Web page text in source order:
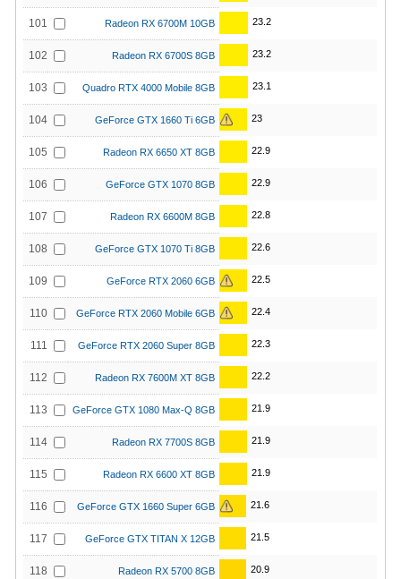
101 Radeon RX 6700M 10GB 23.2
102 Radeon RX 6700S 8GB 23.2
103 Quadro RTX 4000 Mobile 8GB 23.1
104 GeForce GTX 1660 Ti 6GB 23
105 Radeon RX 6650 XT 8GB 22.9
106 GeForce GTX 1070 8GB 22.9
107 Radeon RX 6600M 8GB 22.8
108 GeForce GTX 1070 Ti 8GB 22.6
109 GeForce RTX 2060 6GB 22.5
110 GeForce RTX 2060 Mobile 6GB 22.4
111 GeForce RTX 2060 Super 8GB 22.3
112 Radeon RX 7600M XT 8GB 22.2
113 GeForce GTX 1080 Max-Q 8GB 21.9
114 Radeon RX 7700S 8GB 21.9
115 Radeon RX 6600 XT 8GB 21.9
116 GeForce GTX 1660 Super 6GB 21.6
117 GeForce GTX TITAN X 12GB 21.5
118 Radeon RX 5700 8GB 20.9